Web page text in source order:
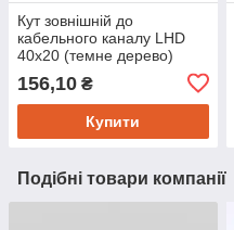
Кут зовнішній до
кабельного каналу LHD
40х20 (темне дерево)
156,10 ₴
Купити
Подібні товари компанії